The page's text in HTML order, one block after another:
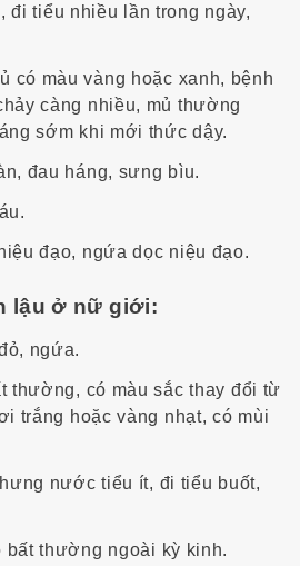
đi tiểu nhiều lần trong ngày,
có màu vàng hoặc xanh, bệnh
càng nhiều, mủ thường
sớm khi mới thức dậy.
đau háng, sưng bìu.
đạo, ngứa dọc niệu đạo.
lậu ở nữ giới:
ngứa.
thường, có màu sắc thay đổi từ
trắng hoặc vàng nhạt, có mùi
nước tiểu ít, đi tiểu buốt,
bất thường ngoài kỳ kinh.